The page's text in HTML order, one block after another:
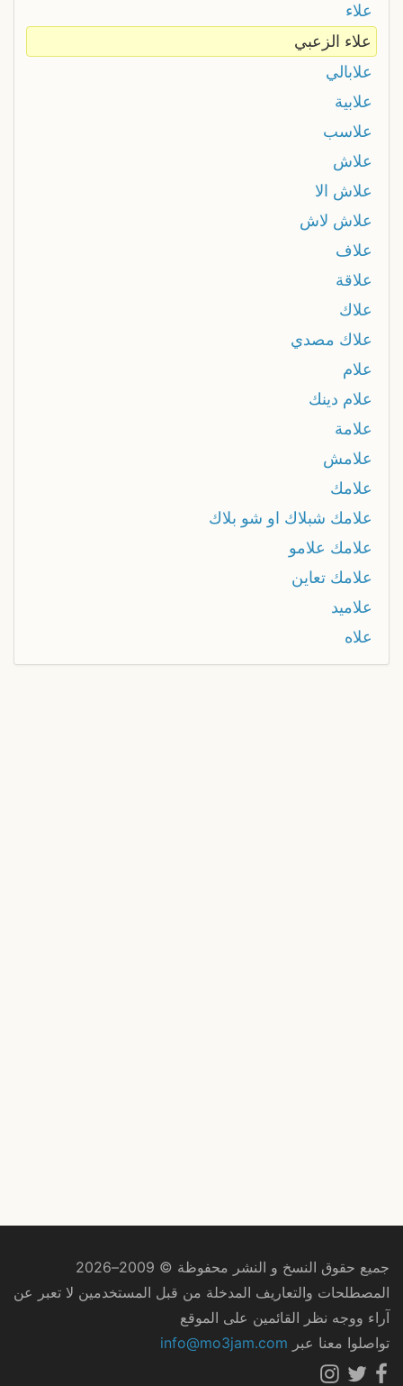
علاء
علاء الزعبي
علابالي
علابية
علاسب
علاش
علاش الا
علاش لاش
علاف
علاقة
علاك
علاك مصدي
علام
علام دينك
علامة
علامش
علامك
علامك شبلاك او شو بلاك
علامك علامو
علامك تعاين
علاميد
علاه
جميع حقوق النسخ و النشر محفوظة © 2009–2026
المصطلحات والتعاريف المدخلة من قبل المستخدمين لا تعبر عن
آراء ووجه نظر القائمين على الموقع
تواصلوا معنا عبر info@mo3jam.com